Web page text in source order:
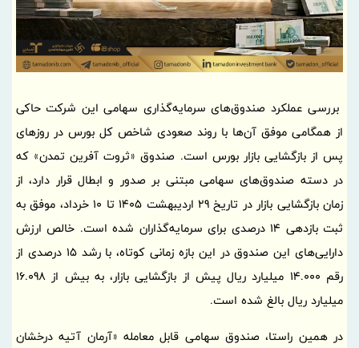
بررسی عملکرد صندوق‌های سرمایه‌گذاری سهامی این شرکت حاکی
از همگامی موفق آن‌ها با روند صعودی شاخص کل بورس در روزهای
پس از بازگشایی بازار بورس است. صندوق «ثروت آفرین تمدن» که
در دسته صندوق‌های سهامی مبتنی بر صدور و ابطال قرار دارد، از
زمان بازگشایی بازار در تاریخ 29 اردیبهشت 1405 تا 10 خرداد، موفق به
ثبت بازدهی 14 درصدی برای سرمایه‌گذاران شده است. خالص ارزش
دارایی‌های این صندوق در این بازه زمانی کوتاه، با رشد 15 درصدی از
رقم 14.000 میلیارد ریال پیش از بازگشایی بازار، به بیش از 16.098
میلیارد ریال بالغ شده است.
در همین راستا، صندوق سهامی قابل معامله «آرمان آتیه درخشان